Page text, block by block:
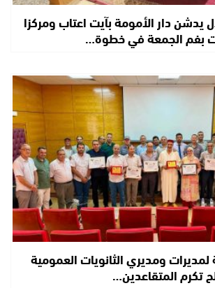
يدشن دار الأمومة بآيت اعتاب ومركزا
بفم الجمعة في خطوة…
لمديرات ومديري الثانويات العمومية
تكرم المتقاعدين…